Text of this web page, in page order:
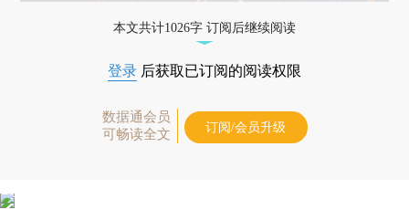
本文共计1026字 订阅后继续阅读
登录 后获取已订阅的阅读权限
数据通会员
可畅读全文
订阅/会员升级